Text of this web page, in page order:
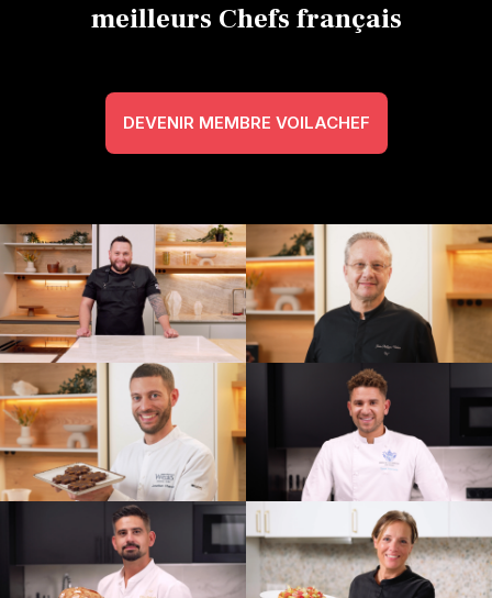
meilleurs Chefs français
DEVENIR MEMBRE VOILACHEF